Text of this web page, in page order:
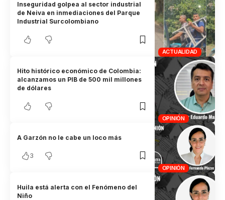
ACTUALIDAD
Inseguridad golpea al sector industrial
de Neiva en inmediaciones del Parque
Industrial Surcolombiano
OPINIÓN
Hito histórico económico de Colombia:
alcanzamos un PIB de 500 mil millones
de dólares
OPINIÓN
A Garzón no le cabe un loco más
3
Huila está alerta con el Fenómeno del
Niño